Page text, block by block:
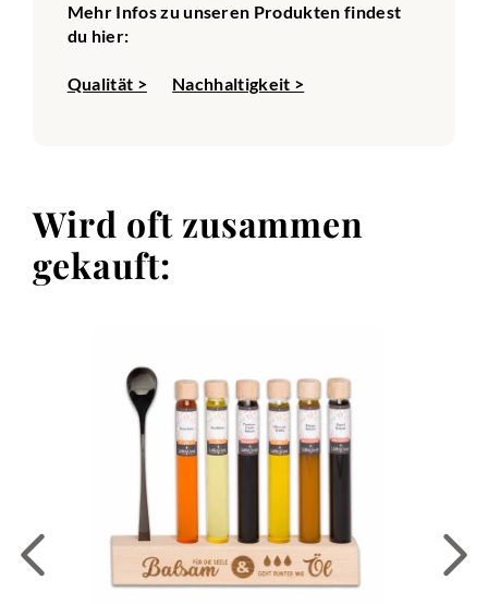
Mehr Infos zu unseren Produkten findest
du hier:
Qualität > Nachhaltigkeit >
Wird oft zusammen
gekauft: